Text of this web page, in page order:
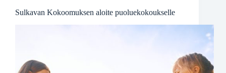
Sulkavan Kokoomuksen aloite puoluekokoukselle